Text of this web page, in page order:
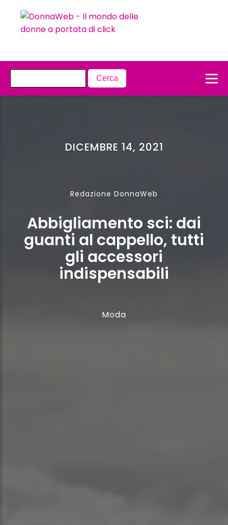
DICEMBRE 14, 2021
Redazione DonnaWeb
Abbigliamento sci: dai
guanti al cappello, tutti
gli accessori
indispensabili
Moda